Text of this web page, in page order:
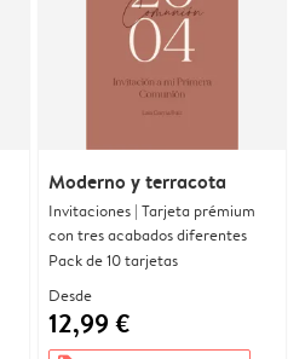
Moderno y terracota
Invitaciones | Tarjeta prémium
con tres acabados diferentes
Pack de 10 tarjetas
Desde
12,99 €